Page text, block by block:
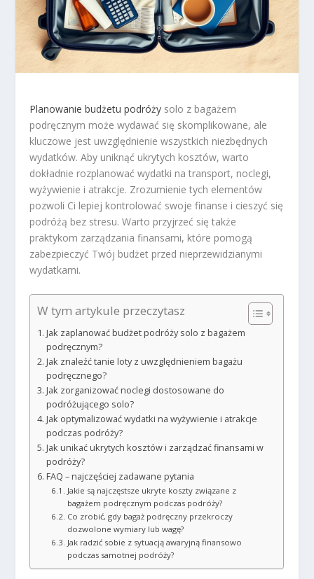
Planowanie budżetu podróży solo z bagażem
podręcznym może wydawać się skomplikowane, ale
kluczowe jest uwzględnienie wszystkich niezbędnych
wydatków. Aby uniknąć ukrytych kosztów, warto
dokładnie rozplanować wydatki na transport, noclegi,
wyżywienie i atrakcje. Zrozumienie tych elementów
pozwoli Ci lepiej kontrolować swoje finanse i cieszyć się
podróżą bez stresu. Warto przyjrzeć się także
praktykom zarządzania finansami, które pomogą
zabezpieczyć Twój budżet przed nieprzewidzianymi
wydatkami.
W tym artykule przeczytasz
Jak zaplanować budżet podróży solo z bagażem
podręcznym?
Jak znaleźć tanie loty z uwzględnieniem bagażu
podręcznego?
Jak zorganizować noclegi dostosowane do
podróżującego solo?
Jak optymalizować wydatki na wyżywienie i atrakcje
podczas podróży?
Jak unikać ukrytych kosztów i zarządzać finansami w
podróży?
FAQ – najczęściej zadawane pytania
Jakie są najczęstsze ukryte koszty związane z
bagażem podręcznym podczas podróży?
Co zrobić, gdy bagaż podręczny przekroczy
dozwolone wymiary lub wagę?
Jak radzić sobie z sytuacją awaryjną finansowo
podczas samotnej podróży?